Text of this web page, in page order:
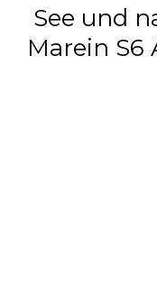
See und
Marein